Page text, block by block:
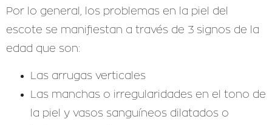
Por lo general, los problemas en la piel del
escote se manifiestan a través de 3 signos de la
edad que son:
Las arrugas verticales
Las manchas o irregularidades en el tono de
la piel y vasos sanguíneos dilatados o